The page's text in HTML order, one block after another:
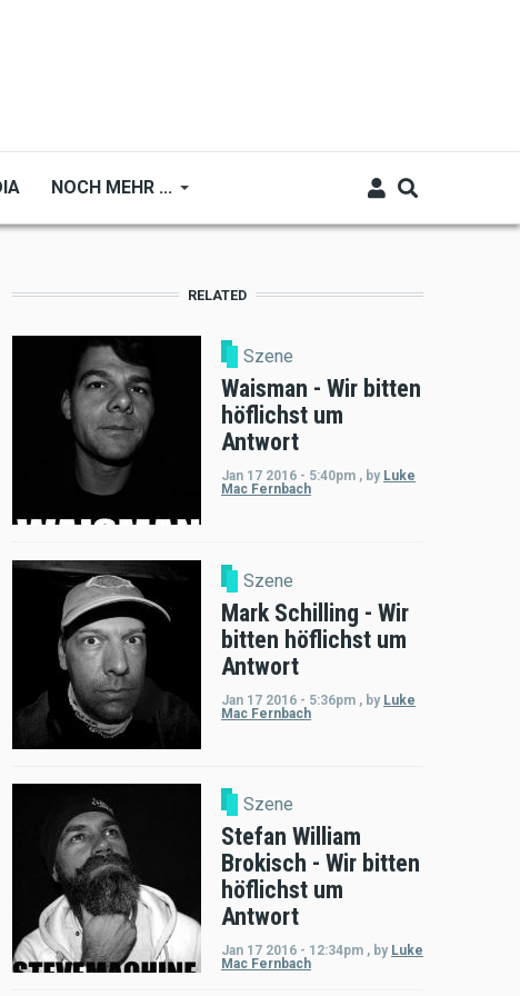
NOCH MEHR ...
RELATED
Szene
Waisman - Wir bitten
höflichst um
Antwort
Jan 17 2016 - 5:40pm , by Luke
Mac Fernbach
Szene
Mark Schilling - Wir
bitten höflichst um
Antwort
Jan 17 2016 - 5:36pm , by Luke
Mac Fernbach
Szene
Stefan William
Brokisch - Wir bitten
höflichst um
Antwort
Jan 17 2016 - 12:34pm , by Luke
Mac Fernbach